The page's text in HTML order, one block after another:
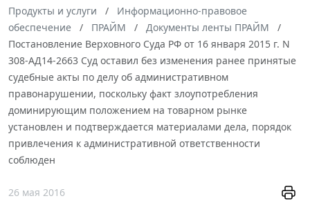
Продукты и услуги
Информационно-правовое
обеспечение
ПРАЙМ
Документы ленты ПРАЙМ
Постановление Верховного Суда РФ от 16 января 2015 г. N
308-АД14-2663 Суд оставил без изменения ранее принятые
судебные акты по делу об административном
правонарушении, поскольку факт злоупотребления
доминирующим положением на товарном рынке
установлен и подтверждается материалами дела, порядок
привлечения к административной ответственности
соблюден
26 мая 2016